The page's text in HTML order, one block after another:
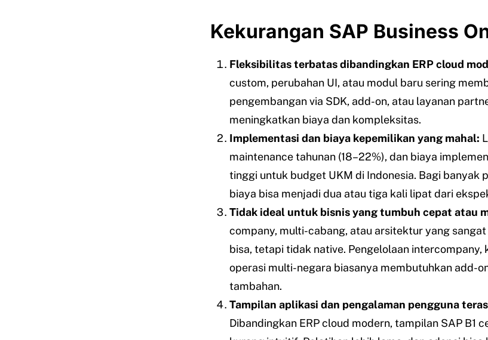
Kekurangan SAP Business
Fleksibilitas terbatas dibandingkan ERP cloud
custom, perubahan UI, atau modul baru sering
pengembangan via SDK, add-on, atau layanan
meningkatkan biaya dan kompleksitas.
Implementasi dan biaya kepemilikan yang mahal:
maintenance tahunan (18–22%), dan biaya
tinggi untuk budget UKM di Indonesia. Bagi banyak
biaya bisa menjadi dua atau tiga kali lipat dari
Tidak ideal untuk bisnis yang tumbuh cepat atau
company, multi-cabang, atau arsitektur yang
bisa, tetapi tidak native. Pengelolaan intercompany,
operasi multi-negara biasanya membutuhkan add-
tambahan.
Tampilan aplikasi dan pengalaman pengguna
Dibandingkan ERP cloud modern, tampilan SAP B1